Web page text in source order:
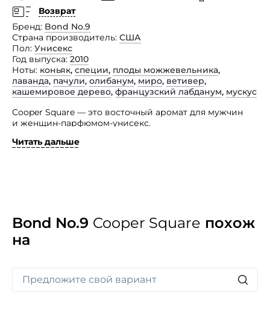
Возврат
Бренд Bond No.9
Страна производитель США
Пол Унисекс
Год выпуска 2010
Ноты коньяк, специи, плоды можжевельника,
лаванда, пачули, олибанум, миро, ветивер,
кашемировое дерево, французский лабданум, мускус
Cooper Square — это восточный аромат для мужчин
и женщин-парфюмом-унисекс.
Названный в честь знаменитого нью-йоркского
Аромат Cooper Square можно смело назвать
повседневным. Он подарит свежесть, легкость
и заряд бодрости на целый день.
Читать дальше
Bond No.9 Cooper Square похож
на